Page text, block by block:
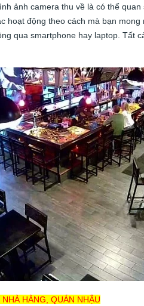
ảnh camera thu về là có thể
hoạt động theo cách mà bạn
qua smartphone hay laptop. Tất
HÀNG, QUÁN NHẬU